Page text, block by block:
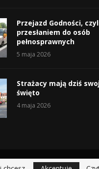
Przejazd Godności,
przesłaniem do osób
pełnosprawnych
5 maja 2026
Strażacy mają dziś
święto
4 maja 2026